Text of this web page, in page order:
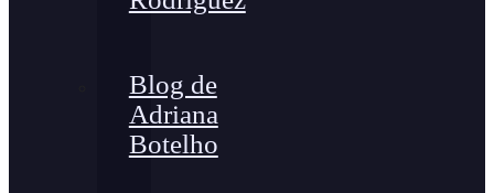
Blog de
Adriana
Botelho